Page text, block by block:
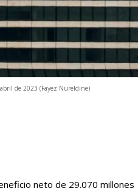
de 2023 (Fayez Nureldine)
neto de 29.070 millones